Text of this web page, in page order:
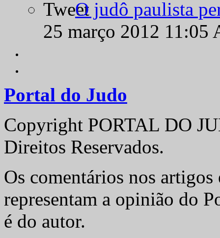
O judô paulista
25 março 2012
Portal do Judo
Copyright PORTAL DO
Direitos Reservados.
Os comentários nos artigos
representam a opinião do
é do autor.